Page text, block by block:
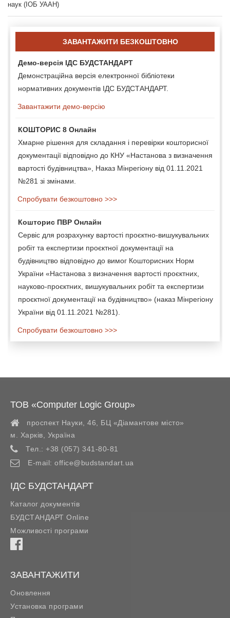
наук (ІОБ УААН)
ЗАВАНТАЖИТИ БЕЗКОШТОВНО
Демо-версія ІДС БУДСТАНДАРТ
Демонстраційна версія електронної бібліотеки
нормативних документів ІДС БУДСТАНДАРТ.
Завантажити демо-версію
КОШТОРИС 8 Онлайн
Хмарне рішення для складання і перевірки кошторисної
документації відповідно до КНУ «Настанова з визначення
вартості будівництва», Наказ Мінрегіону від 01.11.2021
№281 зі змінами.
Спробувати безкоштовно >>>
Кошторис ПВР Онлайн
Сервіс для розрахунку вартості проєктно-вишукувальних
робіт та експертизи проєктної документації на
будівництво відповідно до вимог Кошторисних Норм
України «Настанова з визначення вартості проєктних,
науково-проєктних, вишукувальних робіт та експертизи
проєктної документації на будівництво» (наказ Мінрегіону
України від 01.11.2021 №281).
Спробувати безкоштовно >>>
ТОВ «Computer Logic Group»
проспект Науки, 46, БЦ «Діамантове місто»
м. Харків
Україна
Тел.: +38 (057) 341-80-81
E-mail: office@budstandart.ua
ІДС БУДСТАНДАРТ
Каталог документів
БУДСТАНДАРТ Online
Можливості програми
ЗАВАНТАЖИТИ
Оновлення
Установка програми